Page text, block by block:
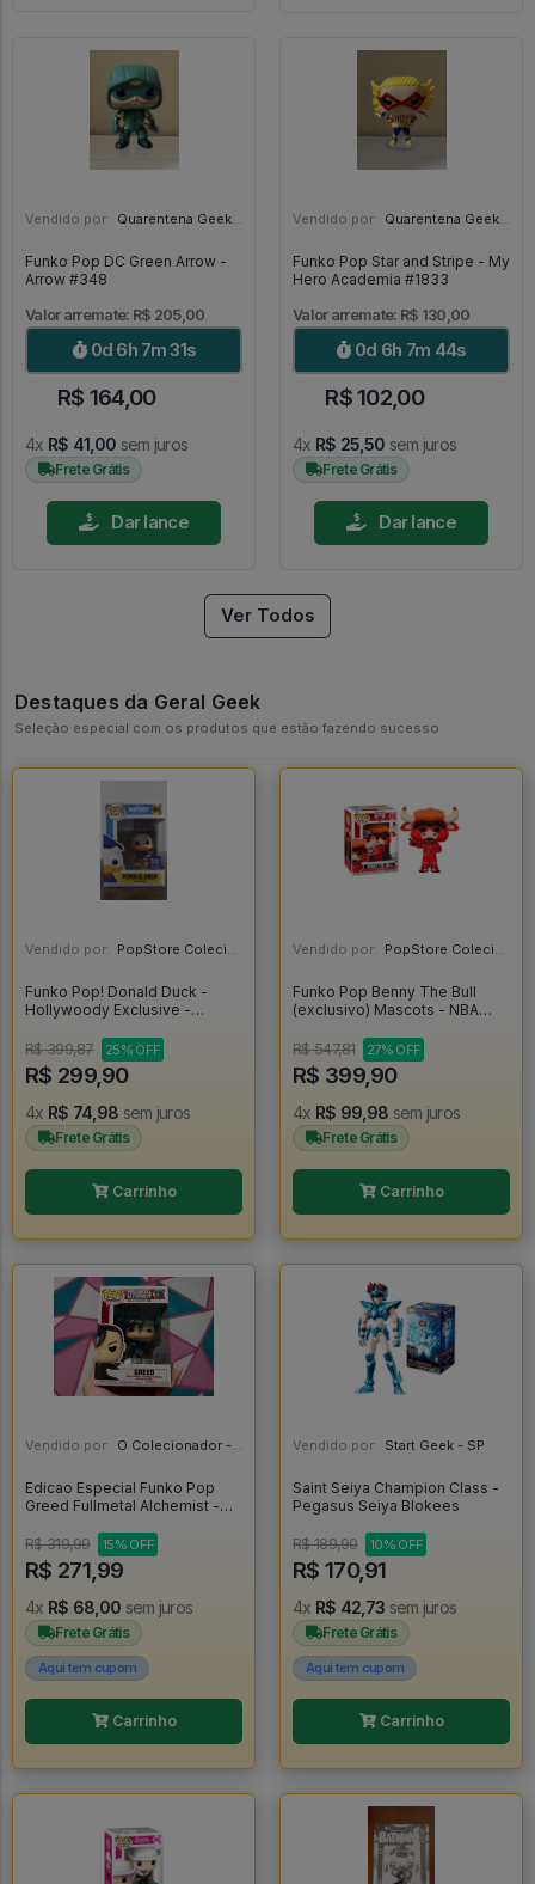
Vendido por: Quarentena Geek Store - SP
Funko Pop DC Green Arrow -
Arrow #348
Valor arremate: R$ 205,00
0d 6h 7m 30s
R$ 164,00
4x R$ 41,00 sem juros
Frete Grátis
Dar lance
Vendido por: Quarentena Geek Store - SP
Funko Pop Star and Stripe - My
Hero Academia #1833
Valor arremate: R$ 130,00
0d 6h 7m 43s
R$ 102,00
4x R$ 25,50 sem juros
Frete Grátis
Dar lance
Ver Todos
Destaques da Geral Geek
Seleção especial com os produtos que estão fazendo sucesso
Vendido por: PopStore Colecionáveis - MG
Funko Pop! Donald Duck -
Hollywoody Exclusive -
#984
R$ 399,87 25% OFF
R$ 299,90
4x R$ 74,98 sem juros
Frete Grátis
Carrinho
Vendido por: PopStore Colecionáveis - MG
Funko Pop Benny The Bull
(exclusivo) Mascots - NBA
R$ 547,81
27% OFF
R$ 399,90
4x R$ 99,98 sem juros
Frete Grátis
Carrinho
Vendido por: O Colecionador - SP
Edicao Especial Funko Pop
Greed Fullmetal Alchemist -
R$ 319,99
15% OFF
R$ 271,99
4x R$ 68,00 sem juros
Frete Grátis
Aqui tem cupom
Carrinho
Vendido por: Start Geek - SP
Saint Seiya Champion Class -
Pegasus Seiya Blokees
R$ 189,90 10% OFF
R$ 170,91
4x R$ 42,73 sem juros
Frete Grátis
Aqui tem cupom
Carrinho